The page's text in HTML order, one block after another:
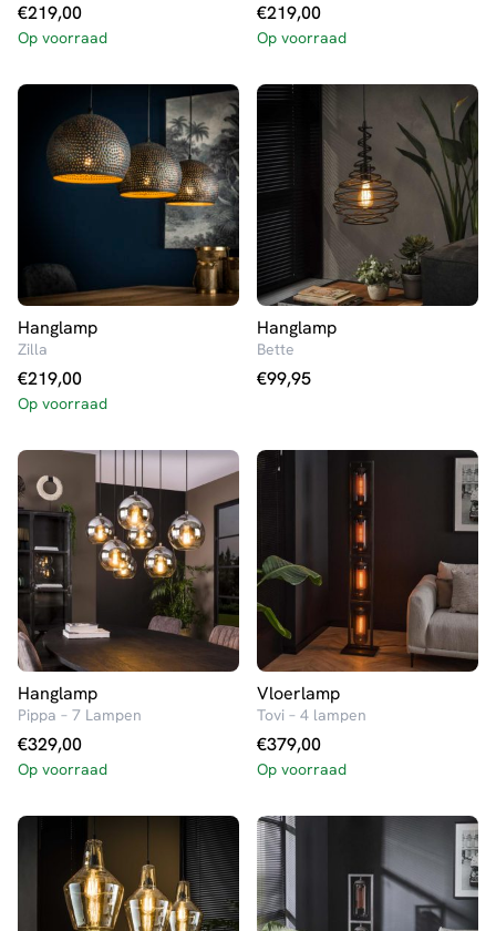
€219,00
Op voorraad
€219,00
Op voorraad
Hanglamp
Zilla
€219,00
Op voorraad
Hanglamp
Bette
€99,95
Hanglamp
Pippa – 7 Lampen
€329,00
Op voorraad
Vloerlamp
Tovi – 4 lampen
€379,00
Op voorraad